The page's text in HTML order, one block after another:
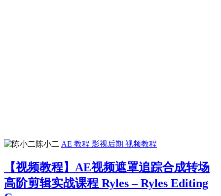
陈小二 AE 教程 影视后期 视频教程
【视频教程】AE视频遮罩追踪合成转场
高阶剪辑实战课程 Ryles – Ryles Editing